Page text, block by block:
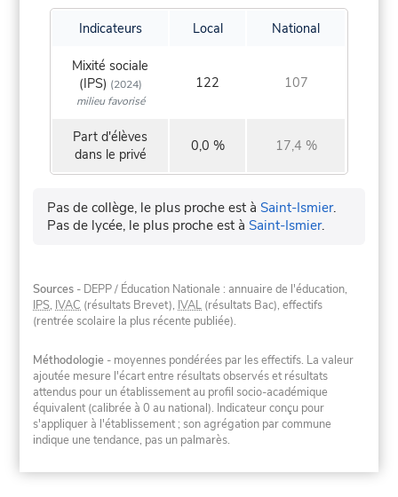
Indicateurs Local National
Mixité sociale
(IPS) (2024)
milieu favorisé
122 107
Part d'élèves
dans le privé
0,0 % 17,4 %
Pas de collège, le plus proche est àSaint-Ismier.
Pas de lycée, le plus proche est àSaint-Ismier.
Sources - DEPP / Éducation Nationale : annuaire de l'éducation,
IPS, IVAC (résultats Brevet), IVAL (résultats Bac), effectifs
(rentrée scolaire la plus récente publiée).
Méthodologie - moyennes pondérées par les effectifs. La valeur
ajoutée mesure l'écart entre résultats observés et résultats
attendus pour un établissement au profil socio-académique
équivalent (calibrée à 0 au national). Indicateur conçu pour
s'appliquer à l'établissement ; son agrégation par commune
indique une tendance, pas un palmarès.